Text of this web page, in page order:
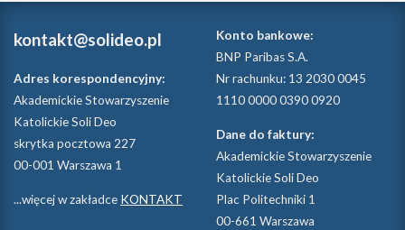
kontakt@solideo.pl
Adres korespondencyjny:
Akademickie Stowarzyszenie
Katolickie Soli Deo
skrytka pocztowa 227
00-001 Warszawa 1
...więcej w zakładce KONTAKT
Konto bankowe:
BNP Paribas S.A.
Nr rachunku: 13 2030 0045
1110 0000 0390 0920
Dane do faktury:
Akademickie Stowarzyszenie
Katolickie Soli Deo
Plac Politechniki 1
00-661 Warszawa